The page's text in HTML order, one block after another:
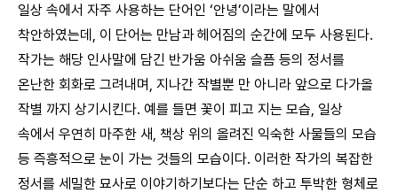
일상 속에서 자주 사용하는 단어인 ‘안녕’이라는 말에서
착안하였는데, 이 단어는 만남과 헤어짐의 순간에 모두 사용된다.
작가는 해당 인사말에 담긴 반가움 아쉬움 슬픔 등의 정서를
온난한 회화로 그려내며, 지나간 작별뿐 만 아니라 앞으로 다가올
작별 까지 상기시킨다. 예를 들면 꽃이 피고 지는 모습, 일상
속에서 우연히 마주한 새, 책상 위의 올려진 익숙한 사물들의 모습
등 즉흥적으로 눈이 가는 것들의 모습이다. 이러한 작가의 복잡한
정서를 세밀한 묘사로 이야기하기보다는 단순 하고 투박한 형체로